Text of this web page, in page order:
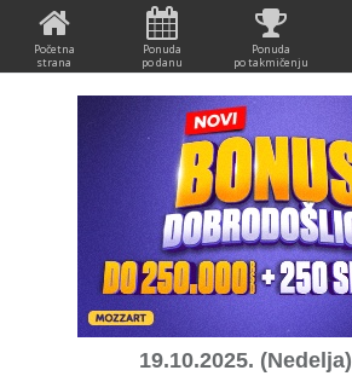
Početna
strana
Ponuda
po danu
Ponuda
po takmičenju
19.10.2025. (Nedelja)